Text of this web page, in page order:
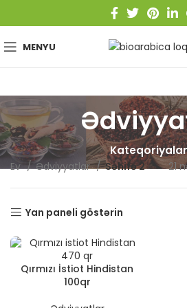
MENYU
Kateqoriyalar
Ev Ədviyyatlar Səhifə 2 21
Yan paneli göstərin
Qırmızı İstiot Hindistan
100qr